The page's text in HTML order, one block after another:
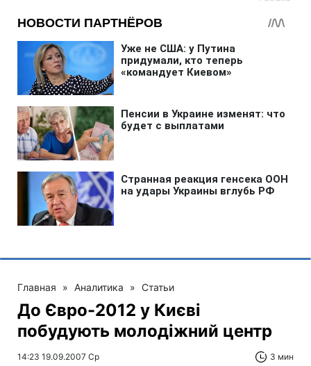
Главная » Аналитика » Статьи
До Євро-2012 у Києві
побудують молодіжний центр
14:23 19.09.2007 Ср 3 мин